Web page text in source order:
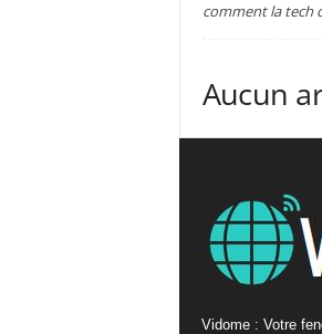
comment la tech
Aucun
Vidome : Votre